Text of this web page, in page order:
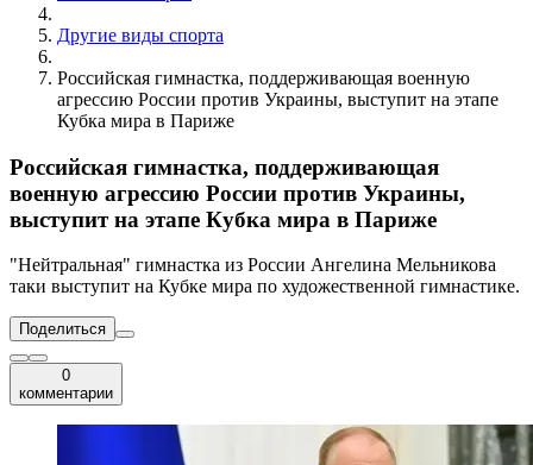
Другие виды спорта
Российская гимнастка, поддерживающая военную
агрессию России против Украины, выступит на этапе
Кубка мира в Париже
Российская гимнастка, поддерживающая
военную агрессию России против Украины,
выступит на этапе Кубка мира в Париже
"Нейтральная" гимнастка из России Ангелина Мельникова
таки выступит на Кубке мира по художественной гимнастике.
Поделиться
0
комментарии